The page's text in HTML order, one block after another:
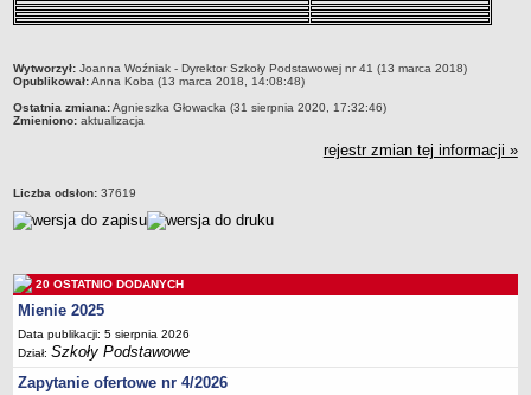
Specjalny Ośrodek nr 1
BURSA MIEJSKA
Dane podstawowe
Godziny dyżurów
Ogłoszenie
Kontrole
Rejestry, ewidencje, archiwa
Sprawozdania
Deklaracja dostępności
metryczka
Wytworzył: Joanna Woźniak - Dyrektor Szkoły Podstawowej nr 41 (13 marca 2018)
Opublikował:Anna Koba (13 marca 2018, 14:08:48)
Ostatnia zmiana:Agnieszka Głowacka (31 sierpnia 2020, 17:32:46)
Zmieniono: aktualizacja
rejestr zmian tej informacji »
Liczba odsłon: 37619
20 OSTATNIO DODANYCH
Mienie 2025
Data publikacji: 5 sierpnia 2026
Dział:Szkoły Podstawowe
Zapytanie ofertowe nr 4/2026